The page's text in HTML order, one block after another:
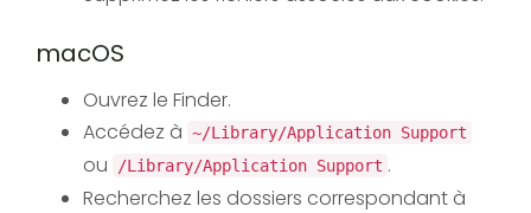
macOS
Ouvrez le Finder.
Accédez à ~/Library/Application Support
ou /Library/Application Support .
Recherchez les dossiers correspondant à